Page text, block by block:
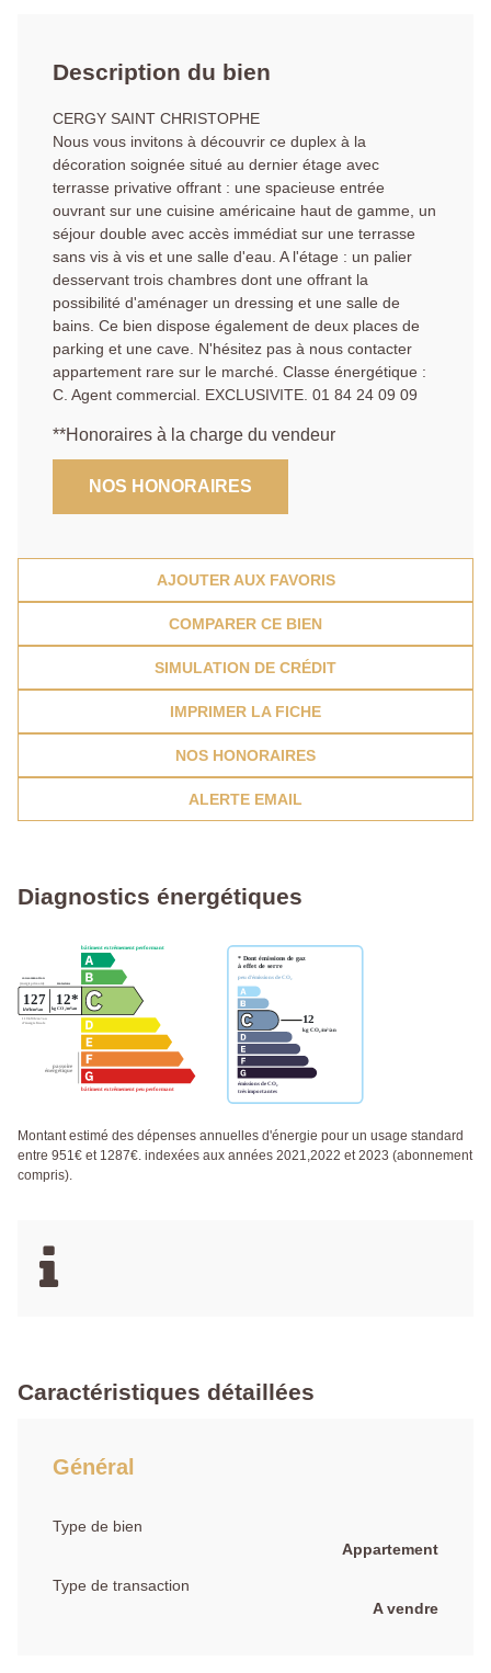
Description du bien
CERGY SAINT CHRISTOPHE
Nous vous invitons à découvrir ce duplex à la
décoration soignée situé au dernier étage avec
terrasse privative offrant : une spacieuse entrée
ouvrant sur une cuisine américaine haut de gamme, un
séjour double avec accès immédiat sur une terrasse
sans vis à vis et une salle d'eau. A l'étage : un palier
desservant trois chambres dont une offrant la
possibilité d'aménager un dressing et une salle de
bains. Ce bien dispose également de deux places de
parking et une cave. N'hésitez pas à nous contacter
appartement rare sur le marché. Classe énergétique :
C. Agent commercial. EXCLUSIVITE. 01 84 24 09 09
**Honoraires à la charge du vendeur
NOS HONORAIRES
AJOUTER AUX FAVORIS
COMPARER CE BIEN
SIMULATION DE CRÉDIT
IMPRIMER LA FICHE
NOS HONORAIRES
ALERTE EMAIL
Diagnostics énergétiques
Montant estimé des dépenses annuelles d'énergie pour un usage standard
entre 951€ et 1287€. indexées aux années 2021,2022 et 2023 (abonnement
compris).
Caractéristiques détaillées
Général
Type de bien
Appartement
Type de transaction
A vendre